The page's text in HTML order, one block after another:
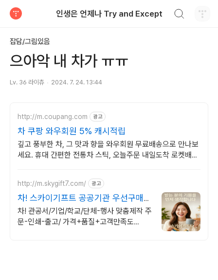
인생은 언제나 Try and Except
잡담/그림있음
으아악 내 차가 ㅠㅠ
Lv. 36 라이츄 2024. 7. 24. 13:44
http://m.coupang.com 광고
차 쿠팡 와우회원 5% 캐시적립
깊고 풍부한 차, 그 맛과 향을 와우회원 무료배송으로 만나보
세요. 휴대 간편한 전통차 스틱, 오늘주문 내일도착 로켓배송
http://m.skygift7.com/ 광고
차! 스카이기프트 공공기관 우선구매
대상기업
차! 관공서/기업/학교/단체-행사 맞춤제작 주
문-인쇄-출고/ 가격+품질+고객만족도